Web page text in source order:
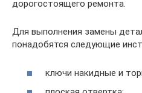
дорогостоящего ремонта.
Для выполнения замены
понадобятся следующие
ключи накидные и